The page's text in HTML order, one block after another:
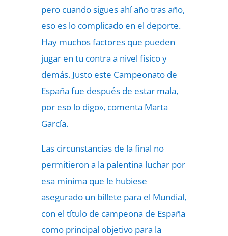
pero cuando sigues ahí año tras año,
eso es lo complicado en el deporte.
Hay muchos factores que pueden
jugar en tu contra a nivel físico y
demás. Justo este Campeonato de
España fue después de estar mala,
por eso lo digo», comenta Marta
García.
Las circunstancias de la final no
permitieron a la palentina luchar por
esa mínima que le hubiese
asegurado un billete para el Mundial,
con el título de campeona de España
como principal objetivo para la